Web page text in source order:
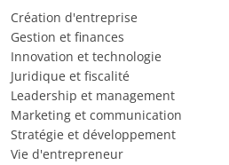
Création d'entreprise
Gestion et finances
Innovation et technologie
Juridique et fiscalité
Leadership et management
Marketing et communication
Stratégie et développement
Vie d'entrepreneur